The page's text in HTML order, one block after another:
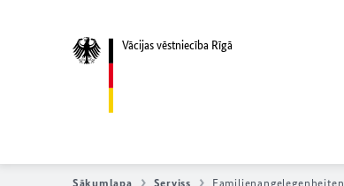
Vācijas vēstniecība Rīgā
Sākumlapa Serviss Familienangelegenheiten